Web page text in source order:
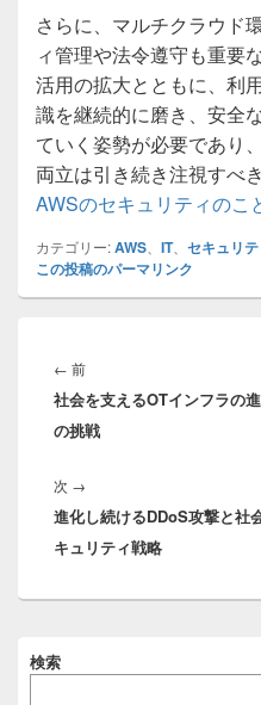
さらに、マルチクラウド
ィ管理や法令遵守も重要
活用の拡大とともに、利
識を継続的に磨き、安全
ていく姿勢が必要であり
両立は引き続き注視すべ
AWSのセキュリティのこ
カテゴリー:AWS IT、 セキュリテ
この投稿のパーマリンク
稿
ナ
ビ
ゲ
シ
ョ
ン
← 前前
の
投
社会を支えるOTインフラの
の挑戦
次 →
の
投
進化し続けるDDoS攻撃と社
キュリティ戦略
イ検索